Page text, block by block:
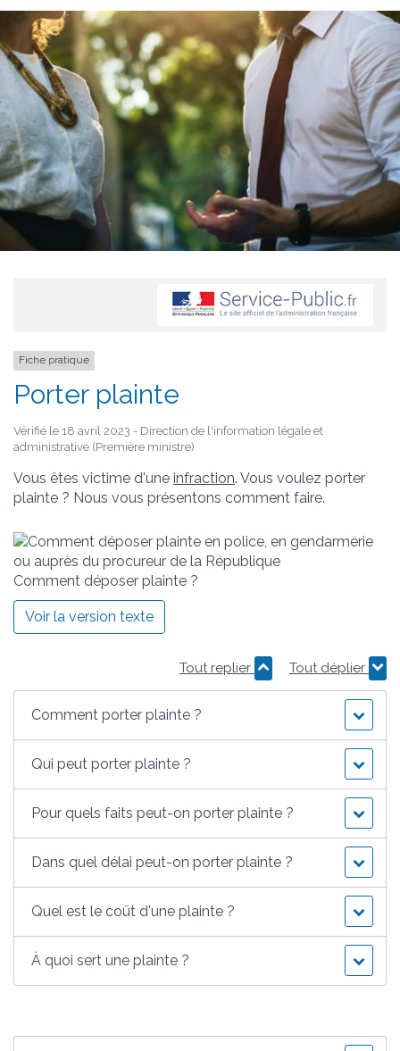
Fiche pratique
Porter plainte
Vérifié le 18 avril 2023 - Direction de l'information légale et
administrative (Première ministre)
Vous êtes victime d'une infraction. Vous voulez porter
plainte ? Nous vous présentons comment faire.
Comment déposer plainte ?
Voir la version texte
Tout replier Tout déplier
Comment porter plainte ?
Qui peut porter plainte ?
Pour quels faits peut-on porter plainte ?
Dans quel délai peut-on porter plainte ?
Quel est le coût d'une plainte ?
À quoi sert une plainte ?